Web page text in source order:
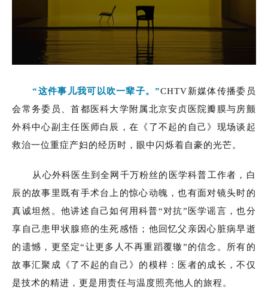
“这件事儿我可以吹一辈子。”CHTV新媒体传播委员
会常务委员、首都医科大学附属北京安贞医院瓣膜与房颤
外科中心副主任医师白辰，在《了不起的自己》现场谈起
救治一位重症产妇的经历时，眼中闪烁着自豪的光芒。
从心外科医生到全网千万粉丝的医学科普工作者，白
辰的故事里既有手术台上的惊心动魄，也有面对镜头时的
真诚坦然。他讲述自己如何用科普“对抗”医学谣言，也分
享自己患甲状腺癌的生死感悟；他回忆父亲因心脏病早逝
的遗憾，更坚定“让更多人不再重蹈覆辙”的信念。所有的
故事汇聚成《了不起的自己》的模样：医者的成长，不仅
是技术的精进，更是用责任与温度照亮他人的旅程。